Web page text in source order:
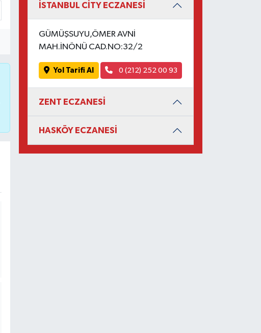
İSTANBUL CİTY ECZANESİ
GÜMÜŞSUYU,ÖMER AVNİ
MAH.İNÖNÜ CAD.NO:32/2
Yol Tarifi Al 0 (212) 252 00 93
ZENT ECZANESİ
HASKÖY ECZANESİ